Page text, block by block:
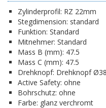
Zylinderprofil: RZ 22mm
Stegdimension: standard
Funktion: Standard
Mitnehmer: Standard
Mass B (mm): 47.5
Mass C (mm): 47.5
Drehknopf: Drehknopf
Active Safety: ohne
Bohrschutz: ohne
Farbe: glanz verchromt